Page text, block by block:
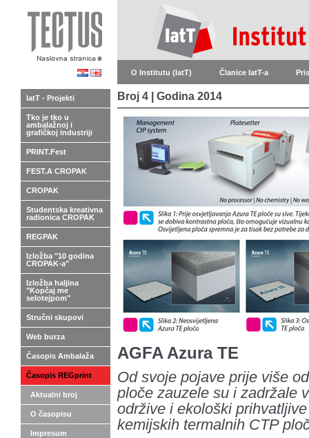
O Institutu (IatT) Članice IatT-a
Broj 4 | Godina 2014
AGFA Azura TE
Od svoje pojave prije više
ploče zauzele su i zadržale
održive i ekološki
kemijskih termalnih CTP
IatT - Projekti
Tko je tko u
ambalažnoj i
grafičkoj industriji
PRINT.Fest
FEST.A CROPAK
CROPAK
Studentska kreativna
radionica CROPAK
REGPAK
Izložba "10 godina
CROPAK-a"
Izložba haljina
"Kopčaj me
selotejpom"
Stručni skupovi
Web burza
Časopis Ambalaža
Časopis REGprint
Aktualni broj
O časopisu
Impresum